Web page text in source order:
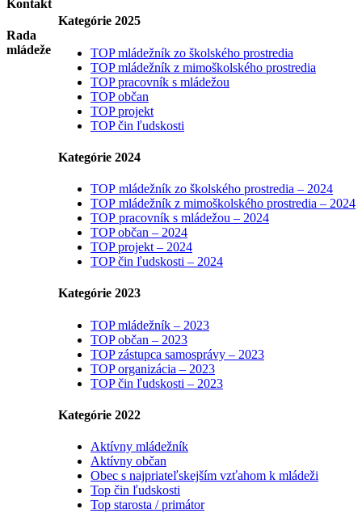
Kategórie 2025
TOP mládežník zo školského prostredia
TOP mládežník z mimoškolského prostredia
TOP pracovník s mládežou
TOP občan
TOP projekt
TOP čin ľudskosti
Kategórie 2024
TOP mládežník zo školského prostredia – 2024
TOP mládežník z mimoškolského prostredia – 2024
TOP pracovník s mládežou – 2024
TOP občan – 2024
TOP projekt – 2024
TOP čin ľudskosti – 2024
Kategórie 2023
TOP mládežník – 2023
TOP občan – 2023
TOP zástupca samosprávy – 2023
TOP organizácia – 2023
TOP čin ľudskosti – 2023
Kategórie 2022
Aktívny mládežník
Aktívny občan
Obec s najpriateľskejším vzťahom k mládeži
Top čin ľudskosti
Top starosta / primátor
Kontakt
Rada
mládeže